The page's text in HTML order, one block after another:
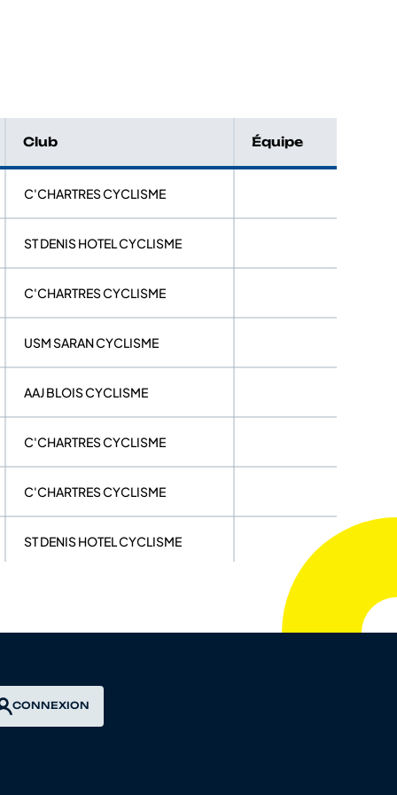
Club Équipe
C'CHARTRES CYCLISME
ST DENIS HOTEL CYCLISME
C'CHARTRES CYCLISME
USM SARAN CYCLISME
AAJ BLOIS CYCLISME
C'CHARTRES CYCLISME
C'CHARTRES CYCLISME
ST DENIS HOTEL CYCLISME
AC VOVEENNE
CONNEXION